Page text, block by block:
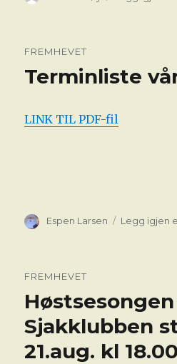
FREMHEVET
Terminliste
LINK TIL PDF-fil
Forfatter
Espen Larsen Legg igjen
FREMHEVET
Sjakklubben
21.aug. kl 18.00